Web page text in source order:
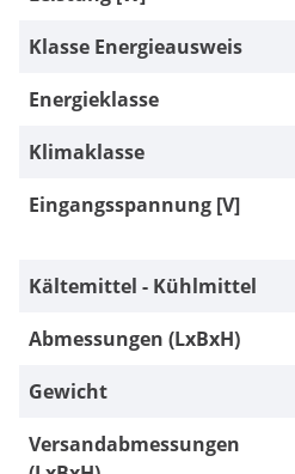
Klasse Energieausweis
Energieklasse
Klimaklasse
Eingangsspannung [V]
Kältemittel - Kühlmittel
Abmessungen (LxBxH)
Gewicht
Versandabmessungen